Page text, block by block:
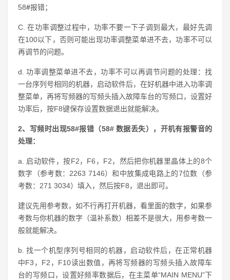
58#报错；
C. 在功率调整过程中，功率不要一下子调到最大，最好先调
在100以下，否则可能出现功率调整菜单进不去，功率不可以
再调节的问题。
d. 功率调整菜单进不去，功率不可以再调节问题的处理：找
一台序列号相同的机器，启动软件后，在好机器中进入功率调
整菜单，再将写频器的写频头插入故障车台的写频口，设置好
功率后，按F8键保存设置数据退出就能解决。
2、写频时出现58#报错（58# 数据丢失），开机有报警音的
处理：
a. 启动软件，按F2，F6，F2，然后把你机器里晶体上的8个
数字（参考数：2263 7146）和中放集成电路上的7位数（参
考数：271 3034）填入，然后按F8，退出即可。
建议先用参考数，如不行再打开机器，看里面的数字，如果参
考数与你机器的数字（温补系数）相差不是很大，用参考数一
般就能解决。
b. 找一个机型序列号相同的机器，启动软件后，在正常机器
中F3，F2，F10读出数值，再将写频器的写频头插入故障车
台的写频口，设置好频率数据后，在主菜单“MAIN MENU”下